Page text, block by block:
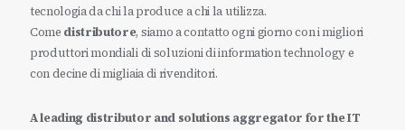
tecnologia da chi la produce a chi la utilizza.
Come distributore, siamo a contatto ogni giorno con i migliori
produttori mondiali di soluzioni di information technology e
con decine di migliaia di rivenditori.
A leading distributor and solutions aggregator for the IT